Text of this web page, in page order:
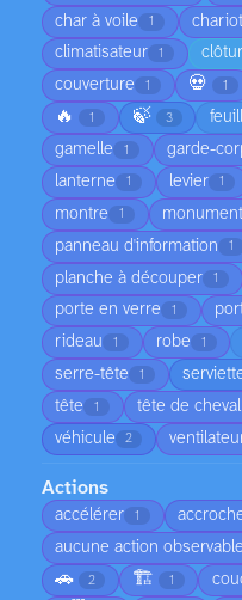
char à voile 1 chariot
climatisateur 1
couverture 1 💀 1
🔥 1 🍃 3
gamelle 1 garde-
lanterne 1 levier 1
montre 1
panneau d'information 1
planche à découper 1
porte en verre 1
rideau 1 robe 1
serre-tête 1
tête 1 tête de
véhicule 2
Actions
accélérer 1
aucune action
🚗 2 🏗️ 1